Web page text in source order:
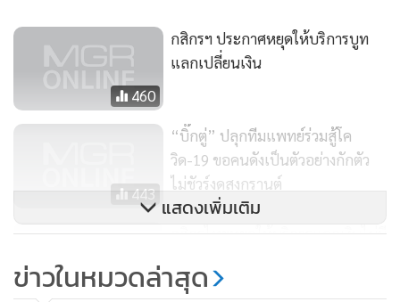
สำหรับสาขาและศูนย์บริการเดอะวิสดอมที่ปิดให้บริการ ได้แก่
สาขาท่าอากาศยานสุวรรณภูมิ, สาขาอาคารปลอดอากร
สุวรรณภูมิ, ศูนย์บริการเดอะวิสดอม ณ ท่าอากาศยานสุวรรณภูมิ
(Wisdom Lounge), สาขาท่าอากาศยานดอนเมือง (อาคารส่วน
กลาง) และสาขาท่าอากาศยานดอนเมือง 2 (อาคารผู้โดยสาร
460
กสิกรฯ ประกาศหยุดให้บริการบูท
แลกเปลี่ยนเงิน
443
“บิ๊กตู่” ปลุกทีมแพทย์ร่วมสู้โค
วิด-19 ขอคนดังเป็นตัวอย่างกักตัว
ไม่ชัวร์งดสงกรานต์
503
กสิกรไทยหยุดให้บริการแลกเงินไม่มี
แสดงเพิ่มเติม
ข่าวในหมวดล่าสุด